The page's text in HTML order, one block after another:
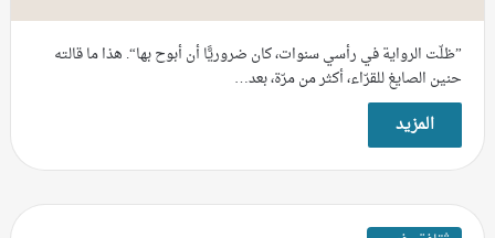
”ظلّت الرواية في رأسي سنوات، كان ضروريًّا أن أبوح بها“. هذا ما قالته
حنين الصايغ للقرّاء، أكثر من مرّة، بعد…
المزيد